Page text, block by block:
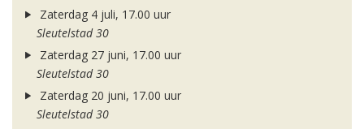
Zaterdag 4 juli, 17.00 uur
Sleutelstad 30
Zaterdag 27 juni, 17.00 uur
Sleutelstad 30
Zaterdag 20 juni, 17.00 uur
Sleutelstad 30